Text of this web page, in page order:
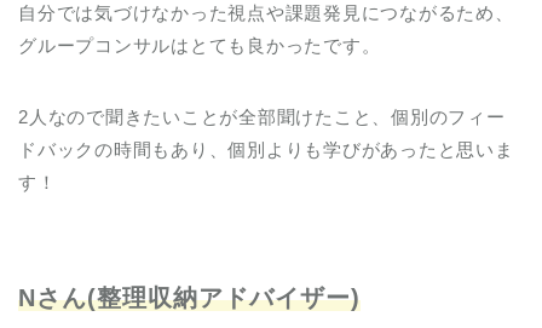
自分では気づけなかった視点や課題発見につながるため、
グループコンサルはとても良かったです。
2人なので聞きたいことが全部聞けたこと、個別のフィー
ドバックの時間もあり、個別よりも学びがあったと思いま
す！
Nさん(整理収納アドバイザー)